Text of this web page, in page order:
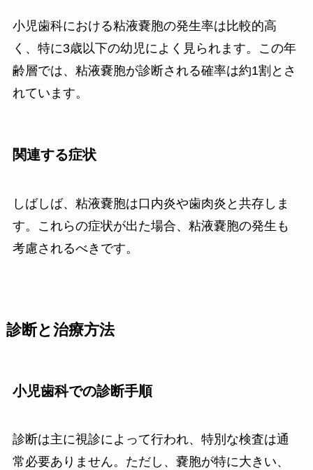
小児歯科における粘液嚢胞の発生率は比較的高
く、特に3歳以下の幼児によく見られます。この年
齢層では、粘液嚢胞が診断される確率は約1割とさ
れています。
関連する症状
しばしば、粘液嚢胞は口内炎や歯肉炎と共存しま
す。これらの症状が出た場合、粘液嚢胞の発生も
考慮されるべきです。
診断と治療方法
小児歯科での診断手順
診断は主に視診によって行われ、特別な検査は通
常必要ありません。ただし、嚢胞が特に大きい、